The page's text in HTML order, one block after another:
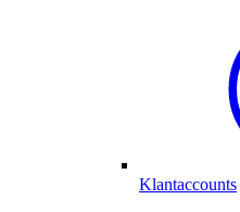
Klantaccounts